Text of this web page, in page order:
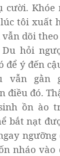
cười. Khóe
tôi xuất
dõi
Du hỏi
để ý đến
vẫn gằn
điều đó.
ồn ào
bắt nạt
ngưỡng
nháo vào